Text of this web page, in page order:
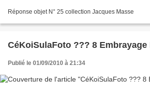
Réponse objet N° 25 collection Jacques Masse
CéKoiSulaFoto ??? 8 Embrayage
Publié le 01/09/2010 à 21:34